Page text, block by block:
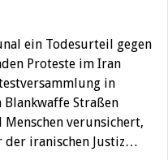
ein Todesurteil gegen
Proteste im Iran
in
Blankwaffe Straßen
verunsichert,
der iranischen Justiz…